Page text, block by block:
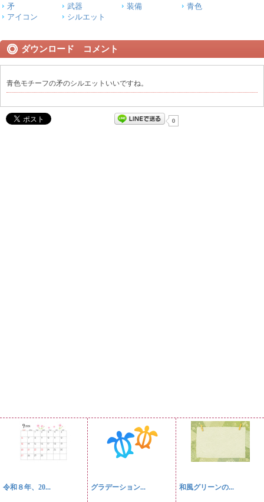
矛 武器 装備
青色
アイコン
シルエット
ダウンロード コメント
青色モチーフの矛のシルエットいいですね。
0
令和８年、20... グラデーション... 和風グリーンの...